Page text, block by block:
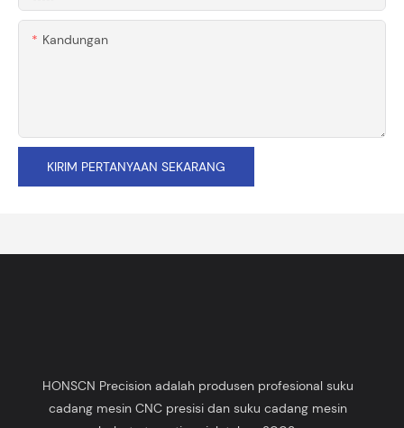
Kandungan
KIRIM PERTANYAAN SEKARANG
HONSCN Precision adalah produsen profesional suku
cadang mesin CNC presisi dan suku cadang mesin